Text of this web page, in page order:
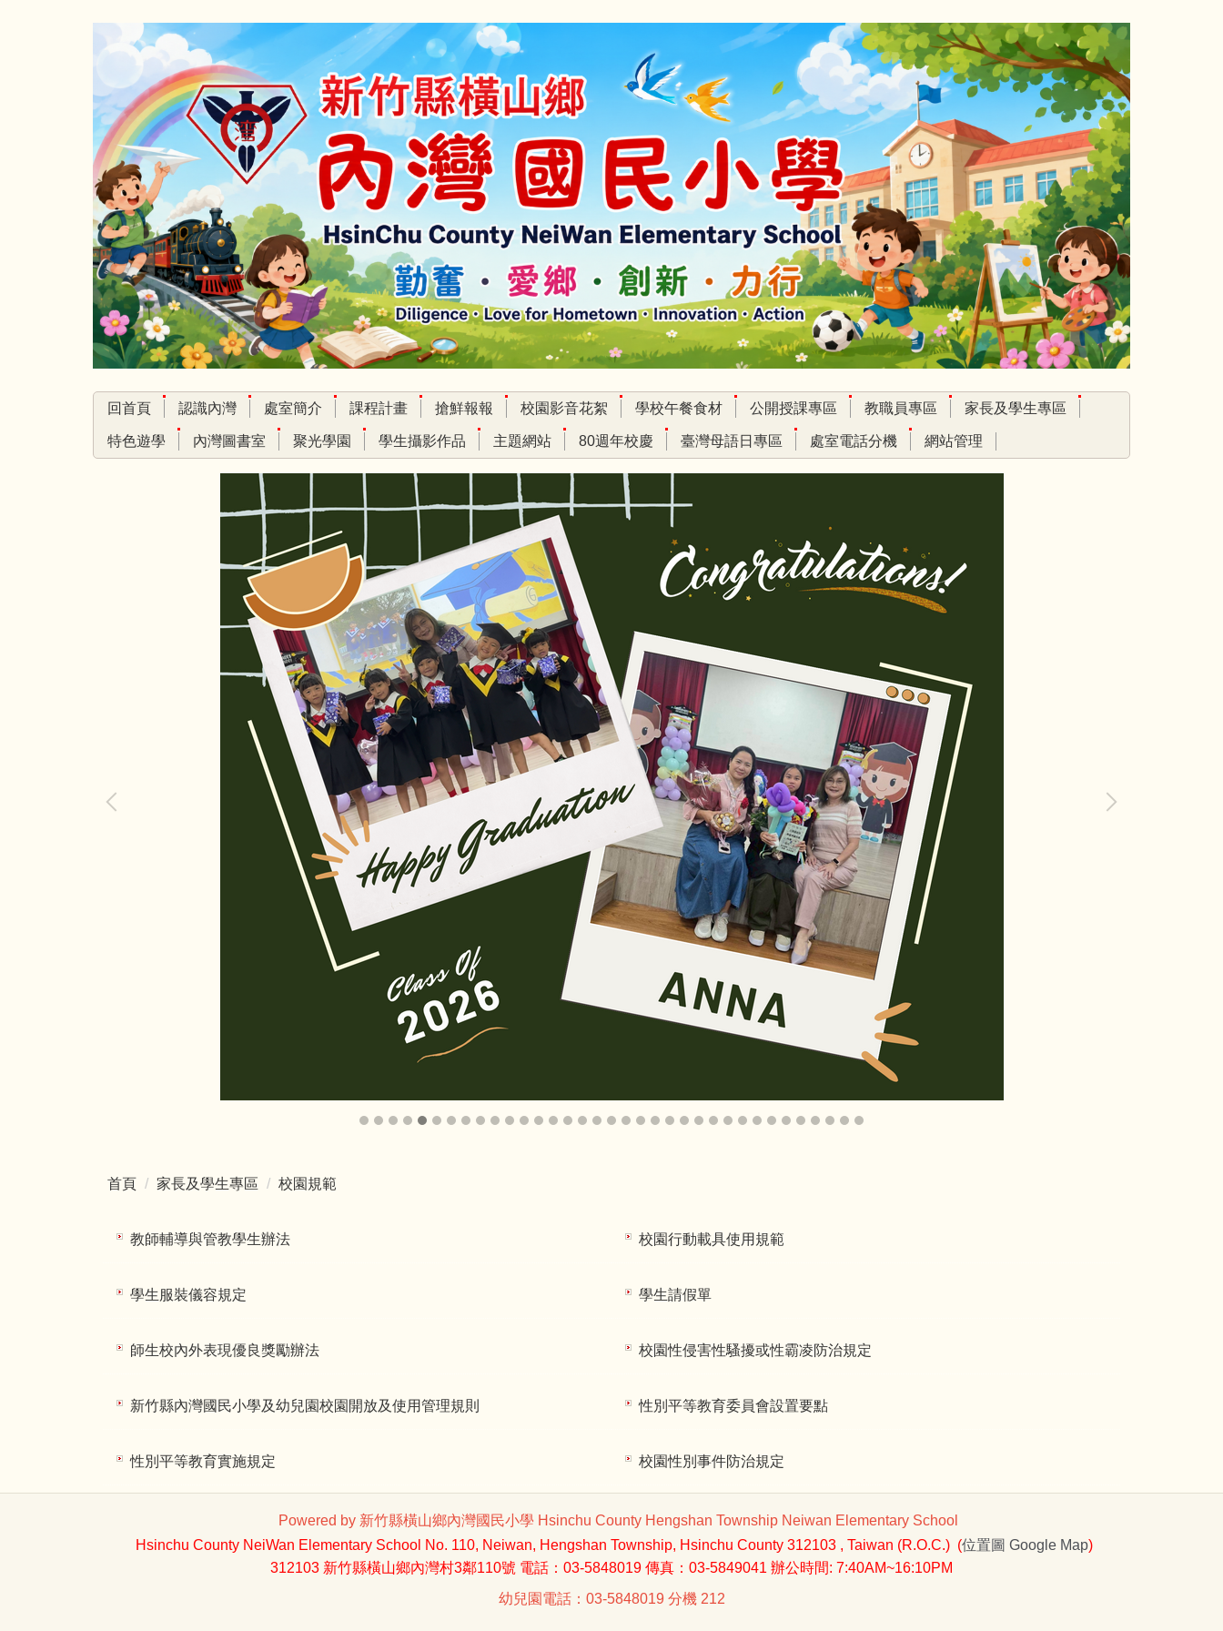
回首頁 認識內灣 處室簡介 課程計畫 搶鮮報報 校園影音花絮 學校午餐食材 公開授課專區 教職員專區 家長及學生專區
特色遊學 內灣圖書室 聚光學園 學生攝影作品 主題網站 80週年校慶 臺灣母語日專區 處室電話分機 網站管理
首頁 家長及學生專區 校園規範
教師輔導與管教學生辦法 校園行動載具使用規範
學生服裝儀容規定 學生請假單
師生校內外表現優良獎勵辦法 校園性侵害性騷擾或性霸凌防治規定
新竹縣內灣國民小學及幼兒園校園開放及使用管理規則 性別平等教育委員會設置要點
性別平等教育實施規定 校園性別事件防治規定
Powered by 新竹縣橫山鄉內灣國民小學 Hsinchu County Hengshan Township Neiwan Elementary School
Hsinchu County NeiWan Elementary School No. 110, Neiwan, Hengshan Township, Hsinchu County 312103 , Taiwan (R.O.C.) (位置圖 Google Map)
312103 新竹縣橫山鄉內灣村3鄰110號 電話：03-5848019 傳真：03-5849041 辦公時間: 7:40AM~16:10PM
幼兒園電話：03-5848019 分機 212